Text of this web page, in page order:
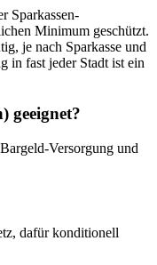
Sparkassen-
Minimum geschützt.
je nach Sparkasse und
in fast jeder Stadt ist ein
geeignet?
Versorgung und
dafür konditionell